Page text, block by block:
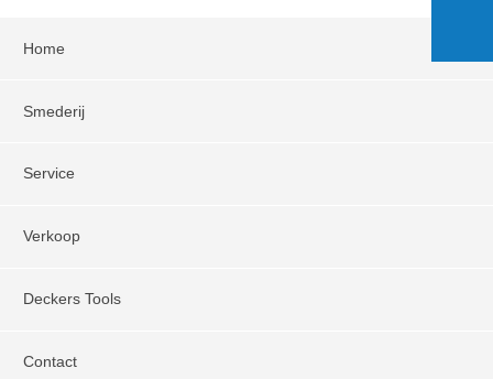
Home
Smederij
Service
Verkoop
Deckers Tools
Contact